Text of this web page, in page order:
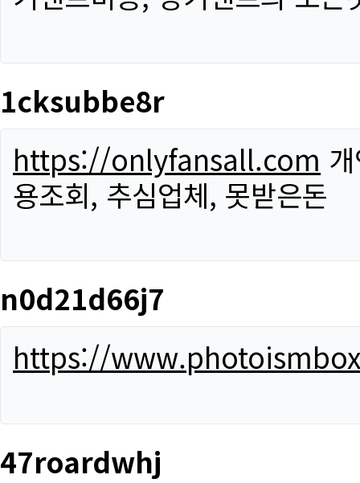
1cksubbe8r
https://onlyfansall.com
용조회, 추심업체, 못받은돈
n0d21d66j7
https://
47roardwhj